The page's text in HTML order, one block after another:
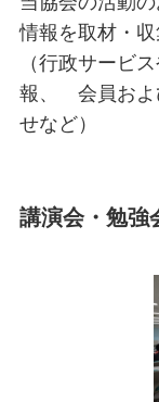
情報を取材・収
（行政サービ
報、 会員およ
せなど）
講演会・勉強